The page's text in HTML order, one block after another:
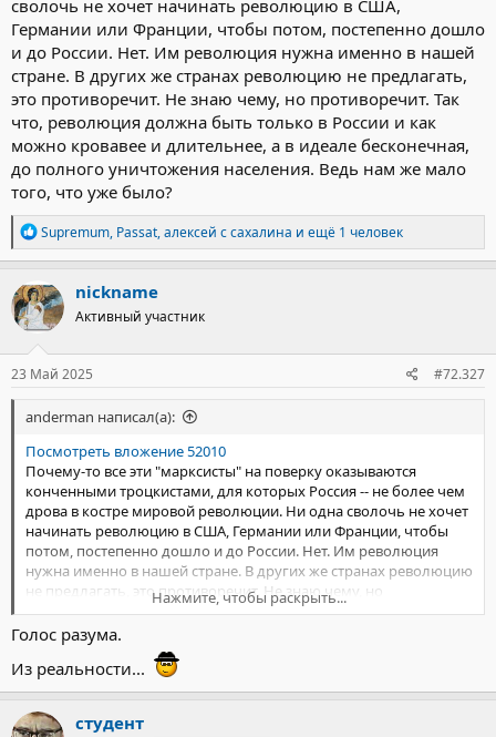
сволочь не хочет начинать революцию в США,
Германии или Франции, чтобы потом, постепенно дошло
и до России. Нет. Им революция нужна именно в нашей
стране. В других же странах революцию не предлагать,
это противоречит. Не знаю чему, но противоречит. Так
что, революция должна быть только в России и как
можно кровавее и длительнее, а в идеале бесконечная,
до полного уничтожения населения. Ведь нам же мало
того, что уже было?
Р
е
а
к
ц
и
и
:
Supremum, Passat,алексей с сахалина и ещё 1 человек
nickname
Активный участник
23 Май 2025 #72.327
anderman написал(а):
Посмотреть вложение 52010
Почему-то все эти "марксисты" на поверку оказываются
конченными троцкистами, для которых Россия -- не более чем
дрова в костре мировой революции. Ни одна сволочь не хочет
начинать революцию в США, Германии или Франции, чтобы
потом, постепенно дошло и до России. Нет. Им революция
нужна именно в нашей стране. В других же странах революцию
не предлагать, это противоречит. Не знаю чему, но
противоречит. Так что, революция должна быть только в
России и как можно кровавее и длительнее, а в идеале
бесконечная, до полного уничтожения населения. Ведь нам же
мало того, что уже было?
Нажмите, чтобы раскрыть...
Голос разума.
Из реальности...
студент